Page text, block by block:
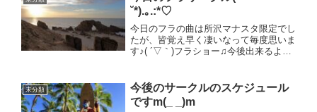
˘*).｡.:*♡
今日のフラの曲は所沢マナスタ限定でし
たが、皆覚え早く凄いなって毎度思いま
す♪( ´▽｀)フラショー♫今後出来るよう
のが、お誕生日だからと女子からこんな
素敵な物を(๑>◡...
未分類
今後のサークルのスケジュール
ですm(_ _)m